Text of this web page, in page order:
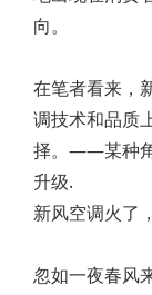
向。
在笔者看来，
调技术和品质
择。——某种
升级.
新风空调火了
忽如一夜春风